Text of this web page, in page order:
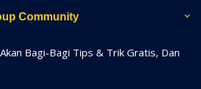
Community
Bagi-Bagi Tips & Trik Gratis, Dan